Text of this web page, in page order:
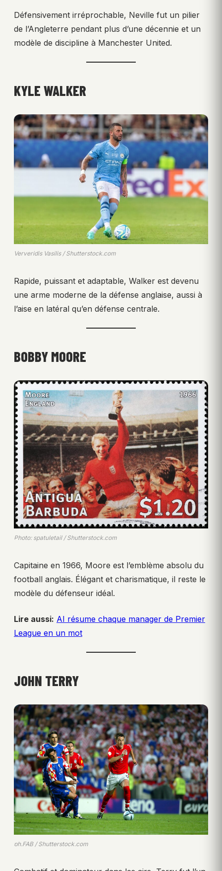
Défensivement irréprochable, Neville fut un pilier
de l’Angleterre pendant plus d’une décennie et un
modèle de discipline à Manchester United.
KYLE WALKER
Ververidis Vasilis / Shutterstock.com
Rapide, puissant et adaptable, Walker est devenu
une arme moderne de la défense anglaise, aussi à
l’aise en latéral qu’en défense centrale.
BOBBY MOORE
Photo: spatuletail / Shutterstock.com
Capitaine en 1966, Moore est l’emblème absolu du
football anglais. Élégant et charismatique, il reste le
modèle du défenseur idéal.
Lire aussi: AI résume chaque manager de Premier
League en un mot
JOHN TERRY
ph.FAB / Shutterstock.com